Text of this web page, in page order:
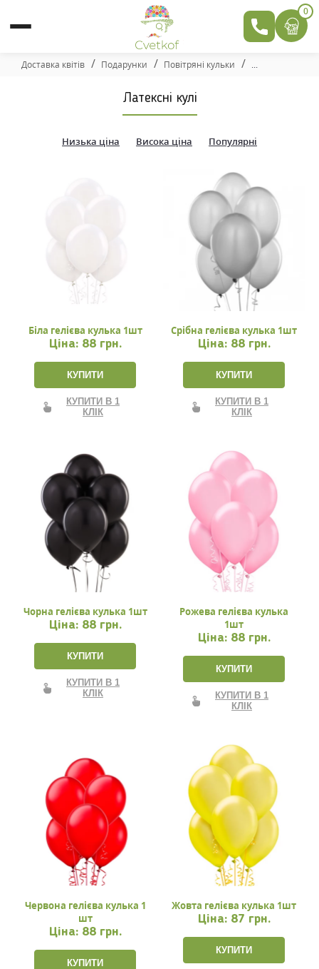
0
Доставка квітів Подарунки Повітряні кульки
Низька ціна Висока ціна Популярні
Латексні кулі
Біла гелієва кулька 1шт
Ціна: 88 грн.
КУПИТИ
КУПИТИ В 1
КЛІК
Срібна гелієва кулька 1шт
Ціна: 88 грн.
КУПИТИ
КУПИТИ В 1
КЛІК
Чорна гелієва кулька 1шт
Ціна: 88 грн.
КУПИТИ
КУПИТИ В 1
КЛІК
Рожева гелієва кулька
1шт
Ціна: 88 грн.
КУПИТИ
КУПИТИ В 1
КЛІК
Червона гелієва кулька 1
шт
Ціна: 88 грн.
КУПИТИ
Жовта гелієва кулька 1шт
Ціна: 87 грн.
КУПИТИ